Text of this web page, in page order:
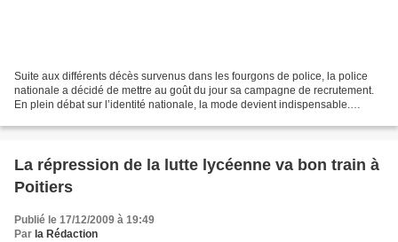
Suite aux différents décès survenus dans les fourgons de police, la police
nationale a décidé de mettre au goût du jour sa campagne de recrutement.
En plein débat sur l’identité nationale, la mode devient indispensable.
La répression de la lutte lycéenne va bon train à
Poitiers
Publié le 17/12/2009 à 19:49
Par la Rédaction